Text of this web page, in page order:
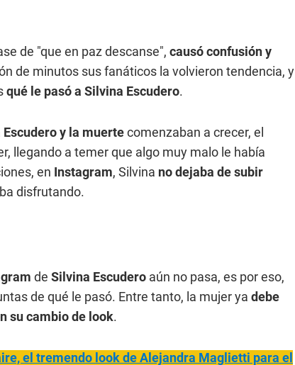
de "que en paz descanse", causó confusión y
de minutos sus fanáticos la volvieron tendencia, y
qué le pasó a Silvina Escudero.
y la muertecomenzaban a crecer, el
llegando a temer que algo muy malo le había
en Instagram, Silvina no dejaba de subir
disfrutando.
de Silvina Escudero aún no pasa, es por eso,
de qué le pasó. Entre tanto, la mujer ya debe
su cambio de look.
el tremendo look de Alejandra Maglietti para el